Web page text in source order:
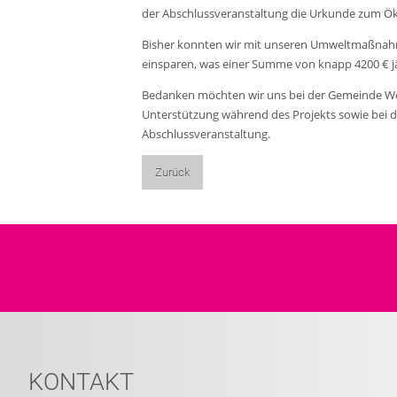
der Abschlussveranstaltung die Urkunde zum
Bisher konnten wir mit unseren
einsparen, was einer Summe von knapp 4200
Bedanken möchten wir uns bei der Gemeinde
Unterstützung während des Projekts sowie bei
Abschlussveranstaltung.
Zurück
KONTAKT